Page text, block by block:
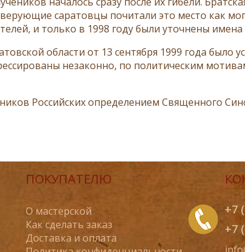
саратовцы почитали это место как
и только в 1998 году были уточнены имена
области от 13 сентября 1999 года было
незаконно, по политическим
Российских определением Священного
ПОКУПАТЕЛЮ
О мастерской
Как сделать заказ
Доставка и оплата
+7
+7